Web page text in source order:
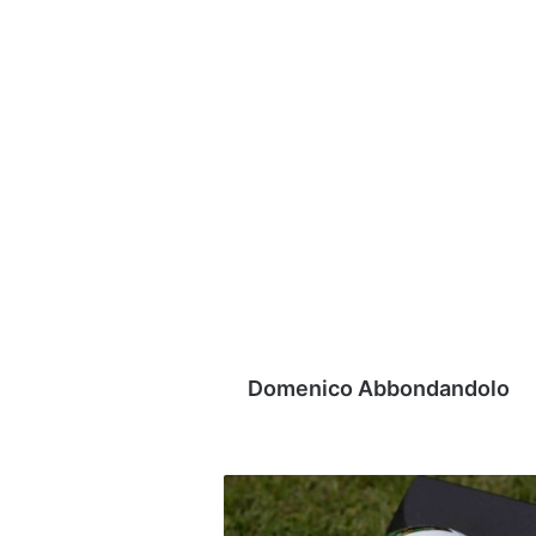
Domenico Abbondandolo
Avellino,
Faticanti